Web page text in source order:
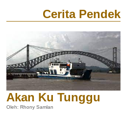
Cerita Pendek
Akan Ku Tunggu
Oleh: Rhony Samlan